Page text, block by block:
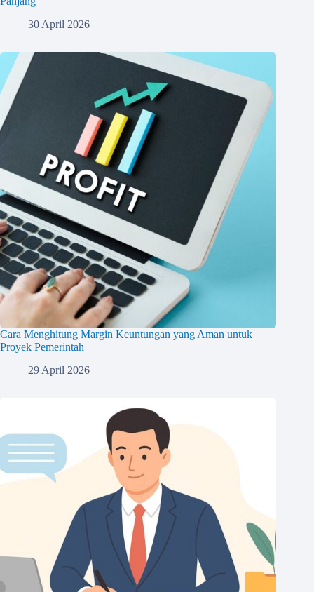
30 April 2026
Cara Menghitung Margin Keuntungan yang Aman untuk
Proyek Pemerintah
29 April 2026